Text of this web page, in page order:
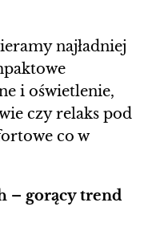
najładniej
i oświetlenie,
czy relaks pod
co w
– gorący trend